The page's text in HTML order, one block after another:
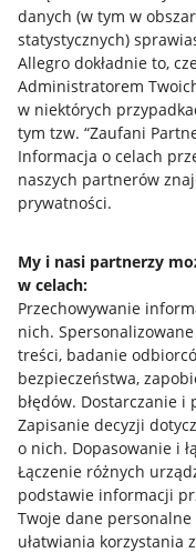
danych (w tym w
statystycznych)
Allegro dokładnie to,
Administratorem
w niektórych
tym tzw. “Zaufani
Informacja o celach
naszych partnerów
prywatności.
My i nasi partnerzy
w celach:
Przechowywanie
nich.
treści, badanie
bezpieczeństwa,
błędów. Dostarczanie i
Zapisanie decyzji
o nich. Dopasowanie i
Łączenie różnych
podstawie informacji
Twoje dane
ułatwiania korzystania
Przydatne
Jak to działa
Napisz do nas
Allegro Gadane dla
Mapa miejscowości
Informacje prawne
Regulamin
Polityka plików
Ustawienia plików
Udostępnianie